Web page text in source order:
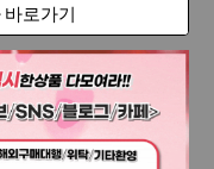
로가기